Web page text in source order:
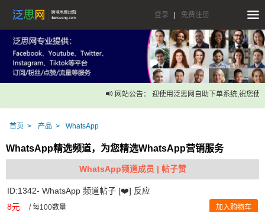
登录 免费注册
网站公告： 迎使用泛思网自助下单系统,祝您使用
首页 产品 WhatsApp
WhatsApp精选频道，为您精选WhatsApp营销服务
WhatsApp频道成员 | 帖子赞
ID:1342- WhatsApp 频道帖子 [❤️] 反应
8元 /每100数量
加入购物车